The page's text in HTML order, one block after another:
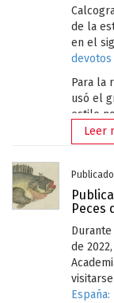
de la
en el
devotos
Para la
usó el
estilo
Leer
Peces
de